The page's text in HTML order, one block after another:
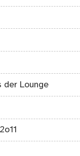
der Lounge